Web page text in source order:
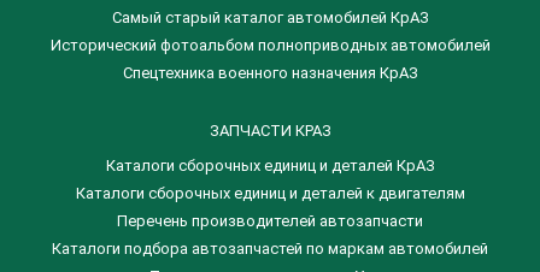
Самый старый каталог автомобилей КрАЗ
Исторический фотоальбом полноприводных автомобилей
Спецтехника военного назначения КрАЗ
ЗАПЧАСТИ КРАЗ
Каталоги сборочных единиц и деталей КрАЗ
​Каталоги сборочных единиц и деталей к двигателям
Перечень производителей автозапчасти
Каталоги подбора автозапчастей по маркам автомобилей